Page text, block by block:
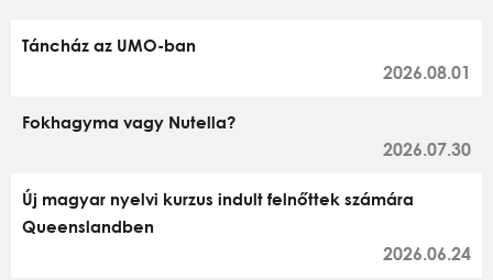
Táncház az UMO-ban
2026.08.01
Fokhagyma vagy Nutella?
2026.07.30
Új magyar nyelvi kurzus indult felnőttek számára
Queenslandben
2026.06.24